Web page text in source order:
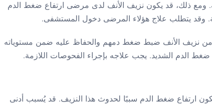
ومع ذلك، قد يكون نزيف الأنف لدى مرضى ارتفاع ضغط الدم
وقد يتطلب علاج هؤلاء المرضى دخول المستشفى.
من نزيف الأنف ضبط ضغط دمهم والحفاظ عليه ضمن مستوياته
ضغط الدم الشديد. يجب علاجه بإجراء الفحوصات اللازمة.
ارتفاع ضغط الدم سببًا لحدوث هذا النزيف. قد يُسبب أدنى